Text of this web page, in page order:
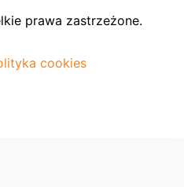
prawa zastrzeżone.
cookies